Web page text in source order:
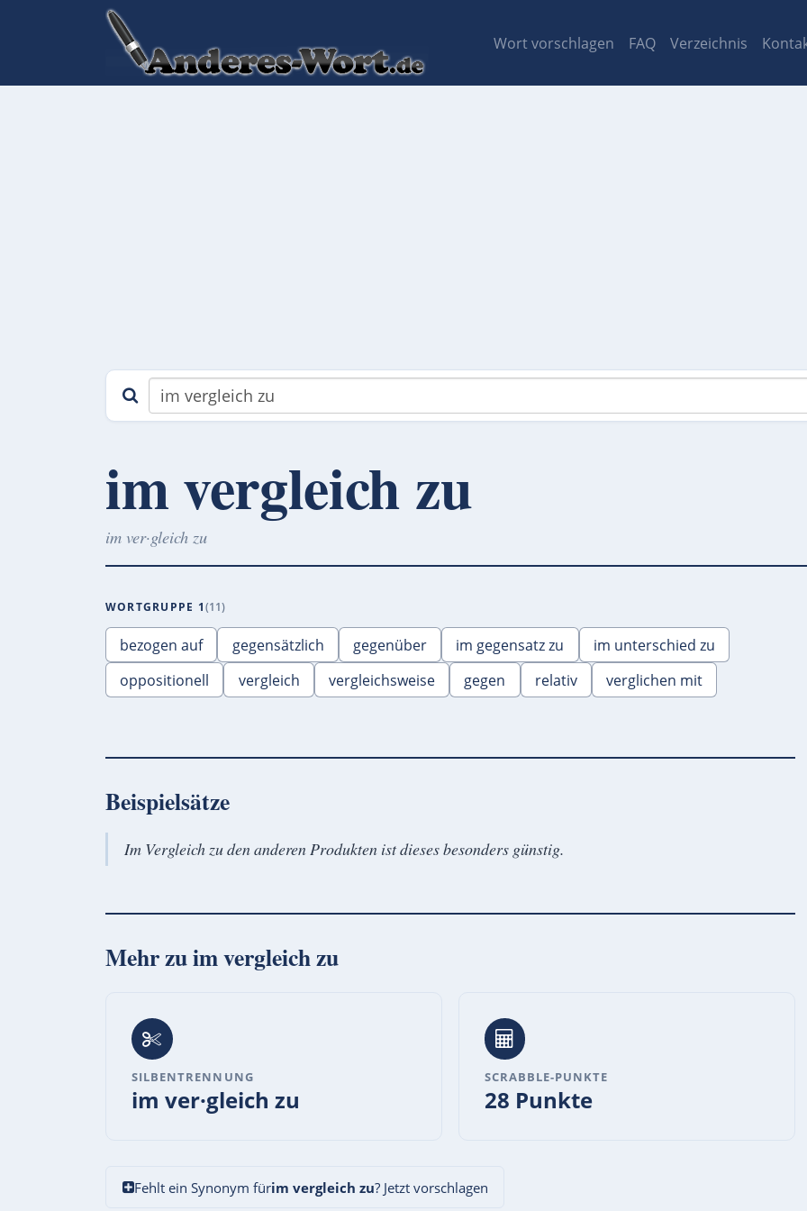
Wort vorschlagen FAQ Verzeichnis
im vergleich zu
im ver·gleich zu
WORTGRUPPE 1 11
bezogen auf gegensätzlich gegenüber im gegensatz zu
im unterschied zu
oppositionell
vergleich vergleichsweise gegen relativ verglichen mit
Beispielsätze
Im Vergleich zu den anderen Produkten ist dieses besonders günstig.
Mehr zuim vergleich zu
SILBENTRENNUNG
im ver·gleich zu
SCRABBLE-PUNKTE
28 Punkte
Fehlt ein Synonym fürim vergleich zu? Jetzt vorschlagen